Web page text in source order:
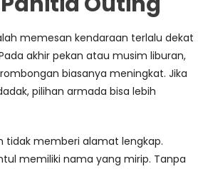
memesan kendaraan terlalu dekat
akhir pekan atau musim liburan,
biasanya meningkat. Jika
pilihan armada bisa lebih
tidak memberi alamat lengkap.
memiliki nama yang mirip. Tanpa